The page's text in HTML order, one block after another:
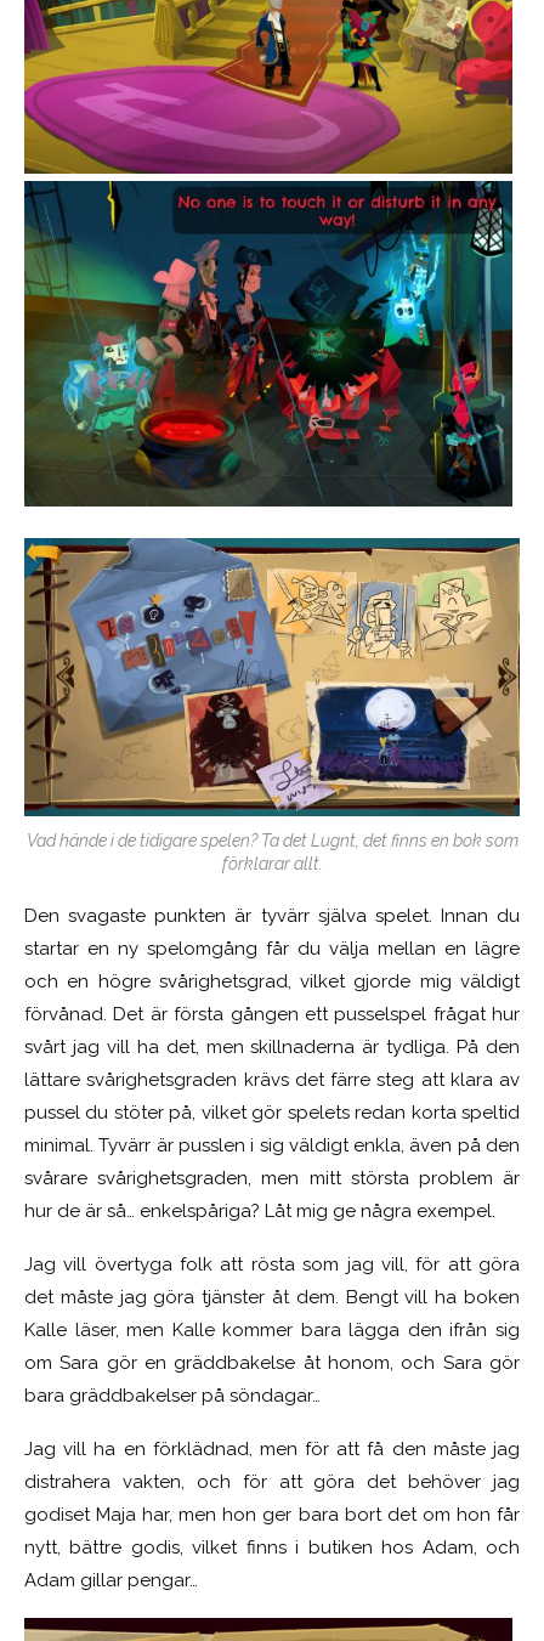
Vad hände i de tidigare spelen? Ta det Lugnt, det finns en bok som
förklarar allt.
Den svagaste punkten är tyvärr själva spelet. Innan du
startar en ny spelomgång får du välja mellan en lägre
och en högre svårighetsgrad, vilket gjorde mig väldigt
förvånad. Det är första gången ett pusselspel frågat hur
svårt jag vill ha det, men skillnaderna är tydliga. På den
lättare svårighetsgraden krävs det färre steg att klara av
pussel du stöter på, vilket gör spelets redan korta speltid
minimal. Tyvärr är pusslen i sig väldigt enkla, även på den
svårare svårighetsgraden, men mitt största problem är
hur de är så… enkelspåriga? Låt mig ge några exempel.
Jag vill övertyga folk att rösta som jag vill, för att göra
det måste jag göra tjänster åt dem. Bengt vill ha boken
Kalle läser, men Kalle kommer bara lägga den ifrån sig
om Sara gör en gräddbakelse åt honom, och Sara gör
bara gräddbakelser på söndagar…
Jag vill ha en förklädnad, men för att få den måste jag
distrahera vakten, och för att göra det behöver jag
godiset Maja har, men hon ger bara bort det om hon får
nytt, bättre godis, vilket finns i butiken hos Adam, och
Adam gillar pengar…